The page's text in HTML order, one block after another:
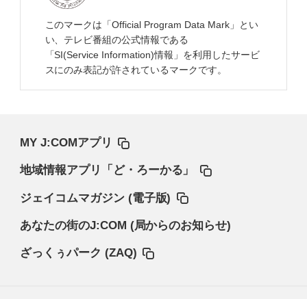
このマークは「Official Program Data Mark」とい
い、テレビ番組の公式情報である
「SI(Service Information)情報」を利用したサービ
スにのみ表記が許されているマークです。
MY J:COMアプリ
地域情報アプリ「ど・ろーかる」
ジェイコムマガジン (電子版)
あなたの街のJ:COM (局からのお知らせ)
ざっくぅパーク (ZAQ)